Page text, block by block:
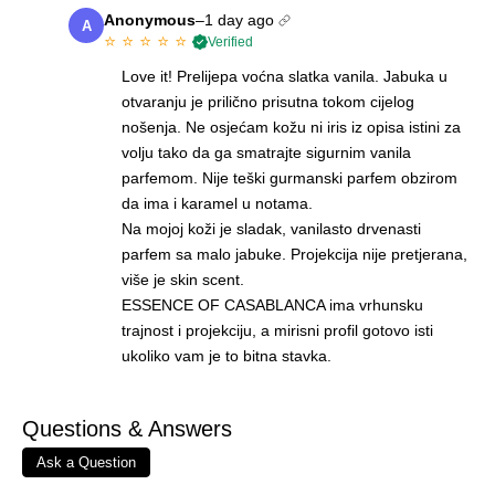
A Anonymous–1 day ago
⭐ ⭐ ⭐ ⭐ ⭐ Verified
Love it! Prelijepa voćna slatka vanila. Jabuka u
otvaranju je prilično prisutna tokom cijelog
nošenja. Ne osjećam kožu ni iris iz opisa istini za
volju tako da ga smatrajte sigurnim vanila
parfemom. Nije teški gurmanski parfem obzirom
da ima i karamel u notama.
Na mojoj koži je sladak, vanilasto drvenasti
parfem sa malo jabuke. Projekcija nije pretjerana,
više je skin scent.
ESSENCE OF CASABLANCA ima vrhunsku
trajnost i projekciju, a mirisni profil gotovo isti
ukoliko vam je to bitna stavka.
Questions & Answers
Ask a Question